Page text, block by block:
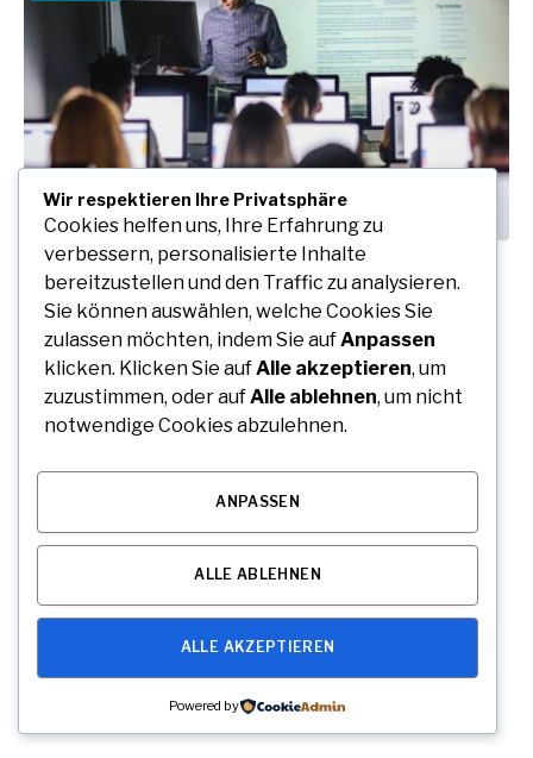
Free Tools for Teachers and Students:
Online Resources for Teaching, Learning,
and Collaboration
Marie Lehmann August 6, 2026 0
Education has changed significantly with the growth of
Wir respektieren Ihre Privatsphäre
Cookies helfen uns, Ihre Erfahrung zu
verbessern, personalisierte Inhalte
bereitzustellen und den Traffic zu analysieren.
Sie können auswählen, welche Cookies Sie
zulassen möchten, indem Sie aufAnpassen
klicken. Klicken Sie aufAlle akzeptieren, um
zuzustimmen, oder aufAlle ablehnen, um nicht
notwendige Cookies abzulehnen.
ANPASSEN
ALLE ABLEHNEN
ALLE AKZEPTIEREN
Powered by